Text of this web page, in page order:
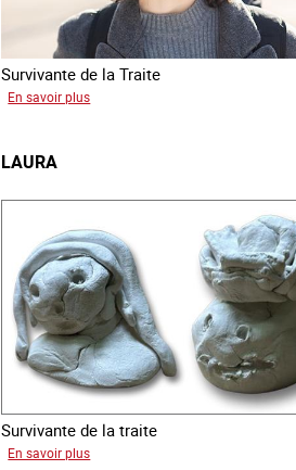
Survivante de la Traite
En savoir plus
LAURA
Survivante de la traite
En savoir plus